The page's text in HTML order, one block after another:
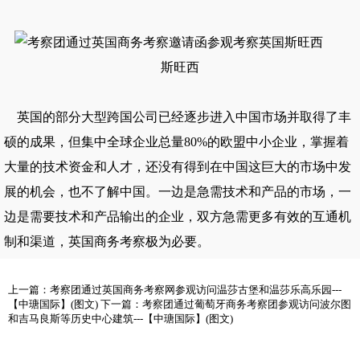
斯旺西
英国的部分大型跨国公司已经逐步进入中国市场并取得了丰
硕的成果，但集中全球企业总量80%的欧盟中小企业，掌握着
大量的技术资金和人才，还没有得到在中国这巨大的市场中发
展的机会，也不了解中国。一边是急需技术和产品的市场，一
边是需要技术和产品输出的企业，双方急需更多有效的互通机
制和渠道， 英国商务考察极为必要。
上一篇： 考察团通过英国商务考察网参观访问温莎古堡和温莎乐高乐园---
【中瑭国际】(图文) 下一篇： 考察团通过葡萄牙商务考察团参观访问波尔图
和吉马良斯等历史中心建筑---【中瑭国际】(图文)